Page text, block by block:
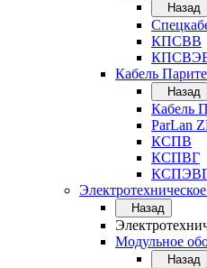
Назад
КПСВВ
Кабель
Назад
Кабель
ParLan
КСПВ
КСПВГ
Назад
Модульное
Назад